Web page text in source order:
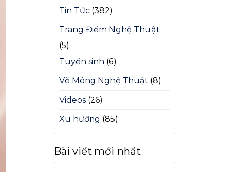
Tin Tức (382)
Trang Điểm Nghệ Thuật
(5)
Tuyển sinh (6)
Vẽ Móng Nghệ Thuật (8)
Videos (26)
Xu hướng (85)
Bài viết mới nhất